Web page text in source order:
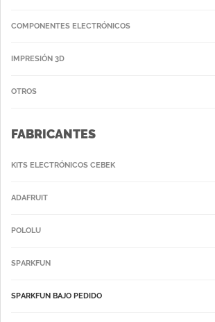
COMPONENTES ELECTRÓNICOS
IMPRESIÓN 3D
OTROS
FABRICANTES
KITS ELECTRÓNICOS CEBEK
ADAFRUIT
POLOLU
SPARKFUN
SPARKFUN BAJO PEDIDO